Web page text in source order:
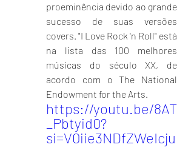
proeminência devido ao grande
sucesso de suas versões
covers. "I Love Rock 'n Roll" está
na lista das 100 melhores
músicas do século XX, de
acordo com o The National
Endowment for the Arts.
https://youtu.be/8AT
_Pbtyid0?
si=V0iie3NDfZWeIcju